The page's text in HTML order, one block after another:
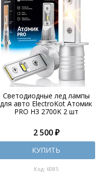
Светодиодные лед лампы
для авто ElectroKot Атомик
PRO H3 2700K 2 шт
2 500 ₽
КУПИТЬ
Код: 6085